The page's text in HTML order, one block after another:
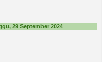
29 September 2024